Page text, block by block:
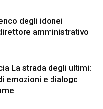
degli idonei
amministrativo
La strada degli ultimi:
emozioni e dialogo